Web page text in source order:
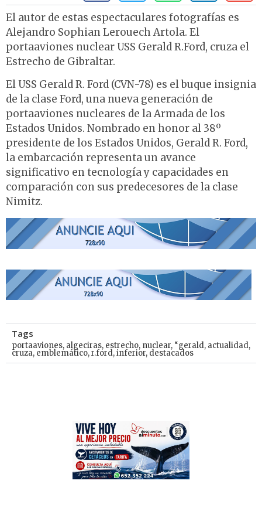
El autor de estas espectaculares fotografías es
Alejandro Sophian Lerouech Artola. El
portaaviones nuclear USS Gerald R.Ford, cruza el
Estrecho de Gibraltar.
El USS Gerald R. Ford (CVN-78) es el buque insignia
de la clase Ford, una nueva generación de
portaaviones nucleares de la Armada de los
Estados Unidos. Nombrado en honor al 38º
presidente de los Estados Unidos, Gerald R. Ford,
la embarcación representa un avance
significativo en tecnología y capacidades en
comparación con sus predecesores de la clase
Nimitz.
Tags
portaaviones, algeciras, estrecho, nuclear, “gerald, actualidad,
cruza, emblemático,r.ford,inferior, destacados